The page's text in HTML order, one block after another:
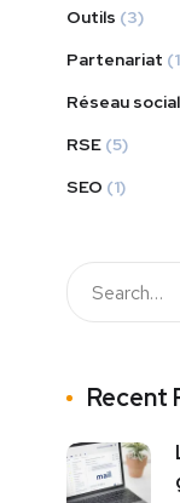
Outils (3)
Partenariat
Réseau social
RSE (5)
SEO (1)
Recent